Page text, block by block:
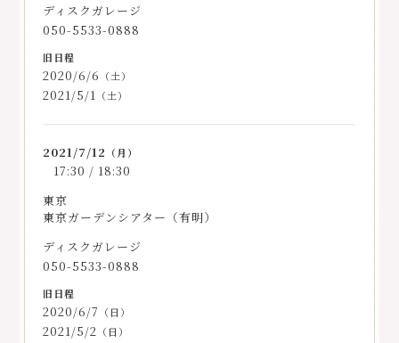
ディスクガレージ
050-5533-0888
2020/6/6 （土）
2021/5/1 （土）
2021/7/12 （月）
17:30 / 18:30
東京
東京ガーデンシアター（有明）
ディスクガレージ
050-5533-0888
2020/6/7 （日）
2021/5/2 （日）